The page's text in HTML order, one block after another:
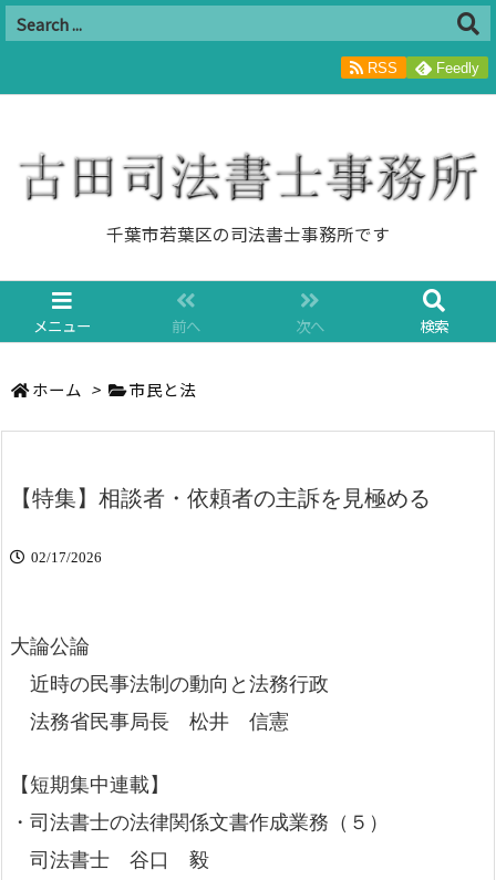
千葉市若葉区の司法書士事務所です
メニュー 前へ 次へ 検索
RSS Feedly
ホーム > 市民と法
【特集】相談者・依頼者の主訴を見極める
02/17/2026
大論公論
近時の民事法制の動向と法務行政
法務省民事局長 松井 信憲
【短期集中連載】
・司法書士の法律関係文書作成業務（５）
司法書士 谷口 毅